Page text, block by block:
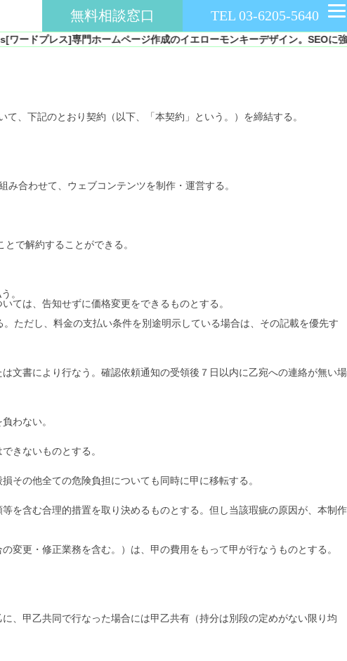
TEL 03-6205-5640
無料相談窓口
ームページ作成のイエローモンキーデザイン。SEOに強いCMS、ワード
、下記のとおり契約（以下、「本契約」という。）を締結する。
合わせて、ウェブコンテンツを制作・運営する。
で解約することができる。
。
ては、告知せずに価格変更をできるものとする。
ただし、料金の支払い条件を別途明示している場合は、その記載を優先す
文書により行なう。確認依頼通知の受領後７日以内に乙宛への連絡が無い場
わない。
きないものとする。
その他全ての危険負担についても同時に甲に移転する。
を含む合理的措置を取り決めるものとする。但し当該瑕疵の原因が、本制作
更・修正業務を含む。）は、甲の費用をもって甲が行なうものとする。
、甲乙共同で行なった場合には甲乙共有（持分は別段の定めがない限り均